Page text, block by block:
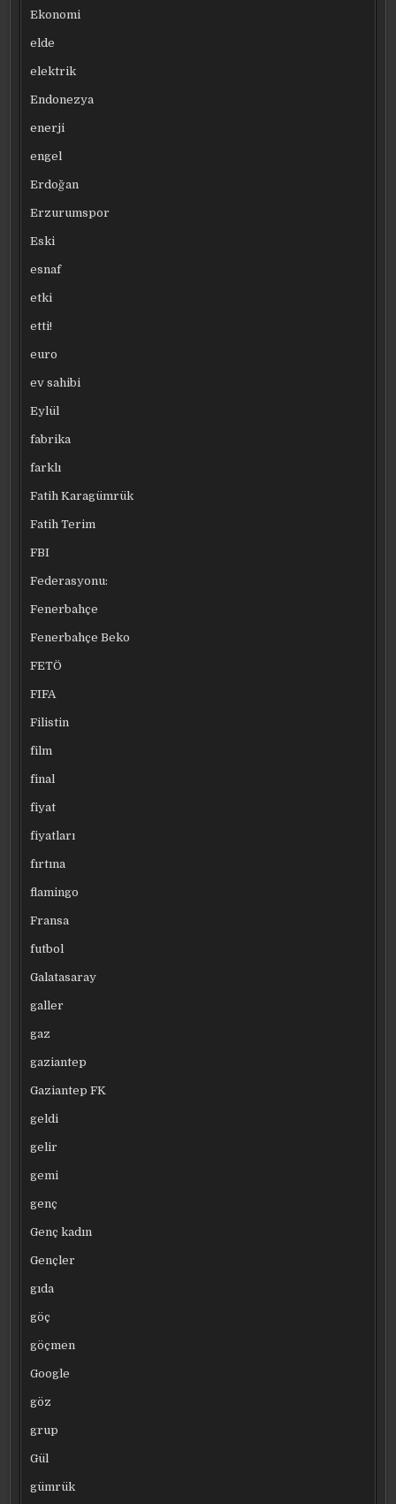
Ekonomi
elde
elektrik
Endonezya
enerji
engel
Erdoğan
Erzurumspor
Eski
esnaf
etki
etti!
euro
ev sahibi
Eylül
fabrika
farklı
Fatih Karagümrük
Fatih Terim
FBI
Federasyonu:
Fenerbahçe
Fenerbahçe Beko
FETÖ
FIFA
Filistin
film
final
fiyat
fiyatları
fırtına
flamingo
Fransa
futbol
Galatasaray
galler
gaz
gaziantep
Gaziantep FK
geldi
gelir
gemi
genç
Genç kadın
Gençler
gıda
göç
göçmen
Google
göz
grup
Gül
gümrük